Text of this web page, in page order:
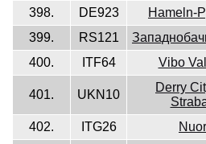
398.
DE923 Hameln-
399.
RS121
400.
ITF64 Vibo
401. UKN10
Derry
402. ITG26